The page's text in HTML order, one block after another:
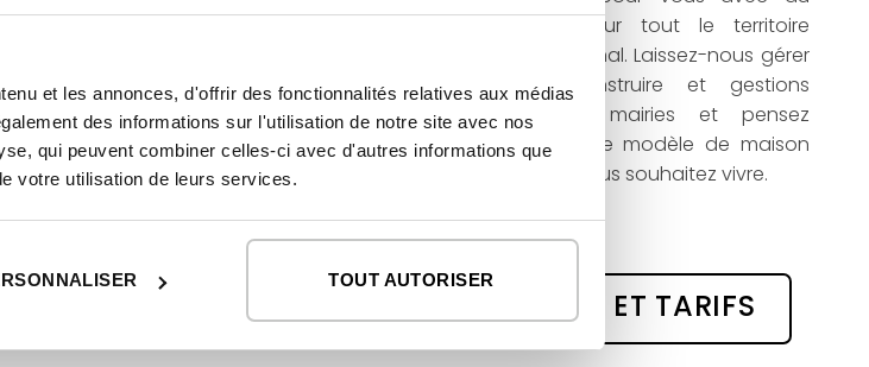
et les annonces, d'offrir des fonctionnalités relatives aux médias
des informations sur l'utilisation de notre site avec nos
qui peuvent combiner celles-ci avec d'autres informations que
votre utilisation de leurs services.
TOUT AUTORISER
personnel qualifié sur tout le territoire
national et international. Laissez-nous gérer
le permis de construire et gestions
administratives en mairies et pensez
seulement à choisir le modèle de maison
inHAUS dans lequel vous souhaitez vivre.
INSCRIPTION - VOIR DÉTAILS ET TARIFS